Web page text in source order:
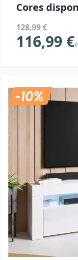
Cores
128,99 €
116,99 €